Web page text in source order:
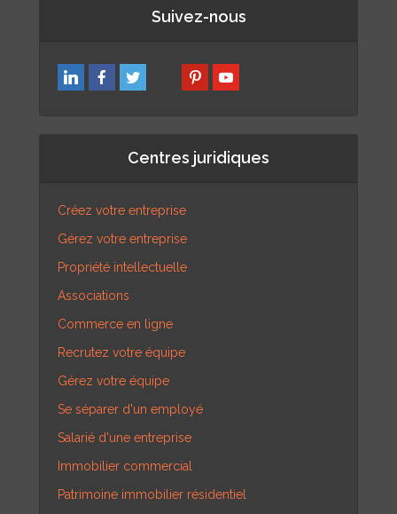
Suivez-nous
Centres juridiques
Créez votre entreprise
Gérez votre entreprise
Propriété intellectuelle
Associations
Commerce en ligne
Recrutez votre équipe
Gérez votre équipe
Se séparer d'un employé
Salarié d'une entreprise
Immobilier commercial
Patrimoine immobilier résidentiel